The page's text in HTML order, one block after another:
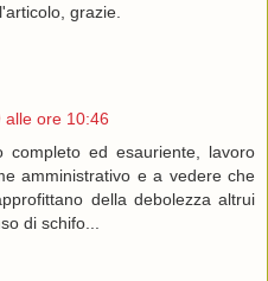
grazie.
alle ore 10:46
ed esauriente, lavoro
amministrativo e a vedere che
della debolezza altrui
di schifo...